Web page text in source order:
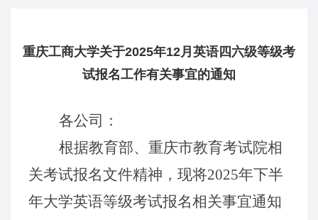
重庆工商大学关于2025年12月英语四六级等级考
试报名工作有关事宜的通知
各公司：
根据教育部、重庆市教育考试院相
关考试报名文件精神 ，现将2025年下半
年大学英语等级考试报名相关事宜通知